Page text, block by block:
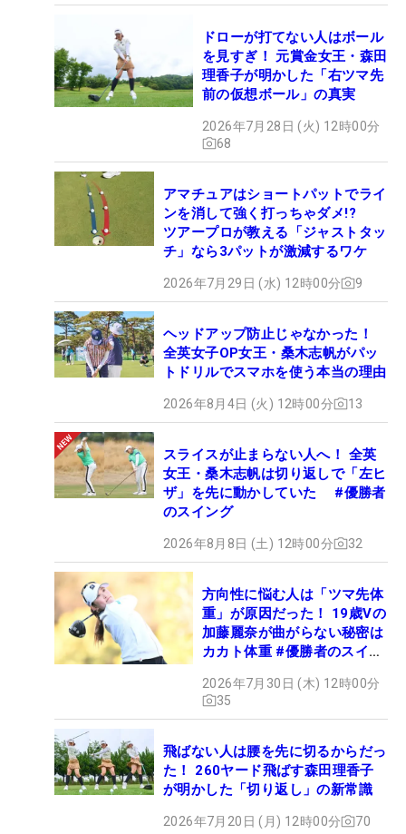
ドローが打てない人はボール
を見すぎ！ 元賞金女王・森田
理香子が明かした「右ツマ先
前の仮想ボール」の真実
2026年7月28日 (火) 12時00分
68
アマチュアはショートパットでライ
ンを消して強く打っちゃダメ!?
ツアープロが教える「ジャストタッ
チ」なら3パットが激減するワケ
2026年7月29日 (水) 12時00分 9
ヘッドアップ防止じゃなかった！
全英女子OP女王・桑木志帆がパッ
トドリルでスマホを使う本当の理由
2026年8月4日 (火) 12時00分 13
スライスが止まらない人へ！ 全英
女王・桑木志帆は切り返しで「左ヒ
ザ」を先に動かしていた #優勝者
のスイング
2026年8月8日 (土) 12時00分 32
方向性に悩む人は「ツマ先体
重」が原因だった！ 19歳Vの
加藤麗奈が曲がらない秘密は
カカト体重 #優勝者のスイン
2026年7月30日 (木) 12時00分
35
飛ばない人は腰を先に切るからだっ
た！ 260ヤード飛ばす森田理香子
が明かした「切り返し」の新常識
2026年7月20日 (月) 12時00分 70